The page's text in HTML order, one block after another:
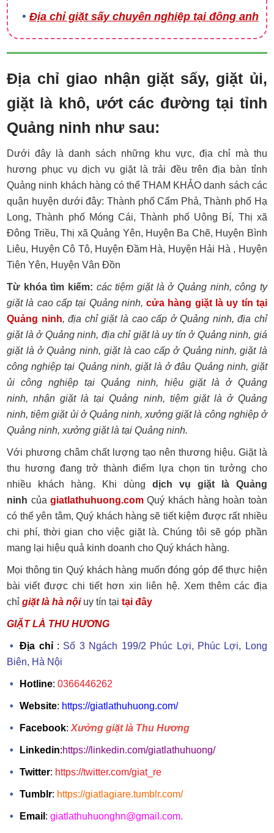
Địa chỉ giặt sấy chuyên nghiệp tại đông anh
Địa chỉ giao nhận giặt sấy, giặt ủi,
giặt là khô, ướt các đường tại tỉnh
Quảng ninh như sau:
Dưới đây là danh sách những khu vực, địa chỉ mà thu
hương phục vụ dịch vụ giặt là trải đều trên địa bàn tỉnh
Quảng ninh khách hàng có thể THAM KHẢO danh sách các
quận huyện dưới đây: Thành phố Cẩm Phả, Thành phố Hạ
Long, Thành phố Móng Cái, Thành phố Uông Bí, Thị xã
Đông Triều, Thị xã Quảng Yên, Huyện Ba Chẽ, Huyện Bình
Liêu, Huyện Cô Tô, Huyện Đầm Hà, Huyện Hải Hà , Huyện
Tiên Yên, Huyện Vân Đồn
Từ khóa tìm kiếm: các tiệm giặt là ở Quảng ninh, công ty
giặt là cao cấp tại Quảng ninh,cửa hàng giặt là uy tín tại
Quảng ninh, địa chỉ giặt là cao cấp ở Quảng ninh, địa chỉ
giặt là ở Quảng ninh, địa chỉ giặt là uy tín ở Quảng ninh, giá
giặt là ở Quảng ninh, giặt là cao cấp ở Quảng ninh, giặt là
công nghiệp tại Quảng ninh, giặt là ở đâu Quảng ninh, giặt
ủi công nghiệp tại Quảng ninh, hiệu giặt là ở Quảng
ninh, nhận giặt là tại Quảng ninh, tiệm giặt là ở Quảng
ninh, tiệm giặt ủi ở Quảng ninh, xưởng giặt là công nghiệp ở
Quảng ninh, xưởng giặt là tại Quảng ninh.
Với phương châm chất lượng tạo nên thương hiệu. Giặt là
thu hương đang trở thành điểm lựa chọn tin tưởng cho
nhiều khách hàng. Khi dùng dịch vụ giặt là Quảng
ninh của giatlathuhuong.comQuý khách hàng hoàn toàn
có thể yên tâm, Quý khách hàng sẽ tiết kiệm được rất nhiều
chi phí, thời gian cho việc giặt là. Chúng tôi sẽ góp phần
mang lại hiệu quả kinh doanh cho Quý khách hàng.
Mọi thông tin Quý khách hàng muốn đóng góp để thực hiện
bài viết được chi tiết hơn xin liên hệ. Xem thêm các địa
chỉgiặt là hà nộiuy tín tạitại đây
GIẶT LÀ THU HƯƠNG
Địa chỉ: Số 3 Ngách 199/2 Phúc Lợi, Phúc Lợi, Long
Biên, Hà Nội
Hotline:0366446262
Website: https://giatlathuhuong.com/
Facebook:Xưởng giặt là Thu Hương
Linkedin:https://linkedin.com/giatlathuhuong/
Twitter: https://twitter.com/giat_re
Tumblr: https://giatlagiare.tumblr.com/
Email :giatlathuhuonghn@gmail.com.